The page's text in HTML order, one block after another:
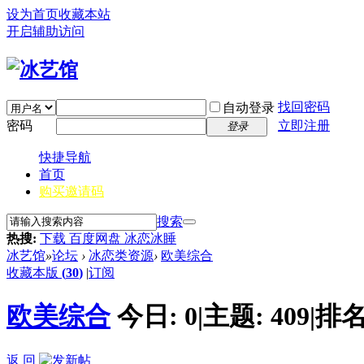
设为首页收藏本站
开启辅助访问
自动登录 找回密码
密码
登录 立即注册
快捷导航
首页
购买邀请码
搜索
热搜: 下载 百度网盘 冰恋冰睡
冰艺馆»论坛 › 冰恋类资源› 欧美综合
收藏本版 (30) |订阅
欧美综合 今日: 0|主题: 409|排
返 回